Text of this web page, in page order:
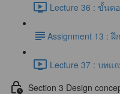
Lecture 36 : ขั้นต
​Assignment 13 :
Lecture 37 : บทแ
Section 3 Design